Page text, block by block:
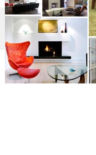
©2026 - casapratica.org -